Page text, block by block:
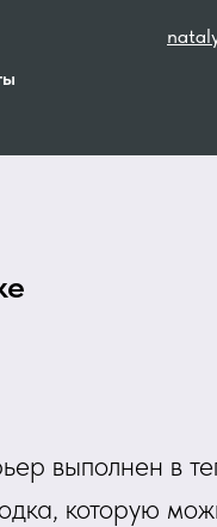
выполнен в
которую